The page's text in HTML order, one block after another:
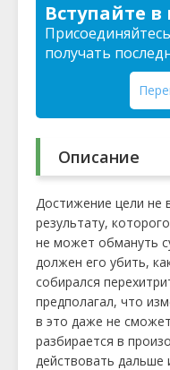
Вступайте
получать
Описание
Достижение цели не
результату,
не может обмануть
должен его убить,
собирался
предполагал, что
в это даже не
разбирается в
действовать дальше